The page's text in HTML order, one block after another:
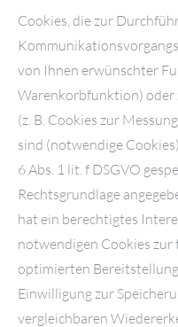
Cookies, die zur
von Ihnen erwünschter
Warenkorbfunktion)
(z. B. Cookies zur
sind (notwendige
6 Abs. 1 lit. f DSGVO
Rechtsgrundlage
hat ein berechtigtes
notwendigen Cookies
optimierten
Einwilligung zur
vergleichbaren